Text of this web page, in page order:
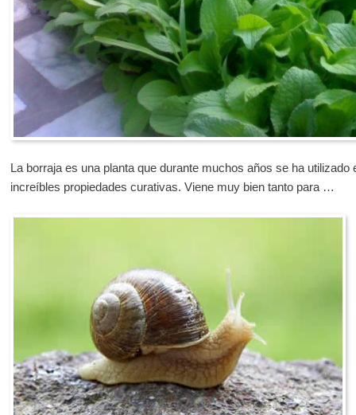
La borraja es una planta que durante muchos años se ha utilizado
increíbles propiedades curativas. Viene muy bien tanto para …